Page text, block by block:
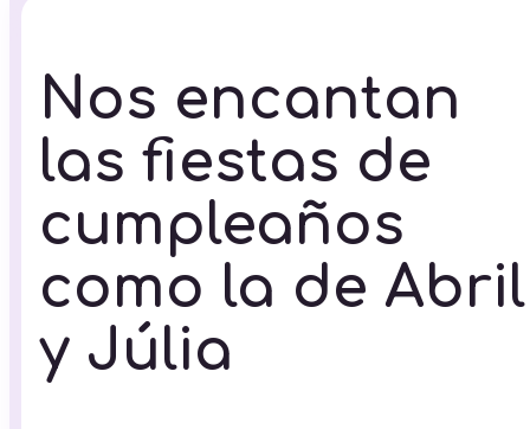
Nos encantan
las fiestas de
cumpleaños
como la de Abril
y Júlia